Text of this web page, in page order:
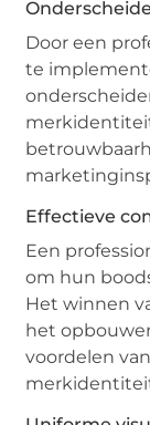
Door een
te
Effectieve
Een
om hun
Het winnen
het
voordelen